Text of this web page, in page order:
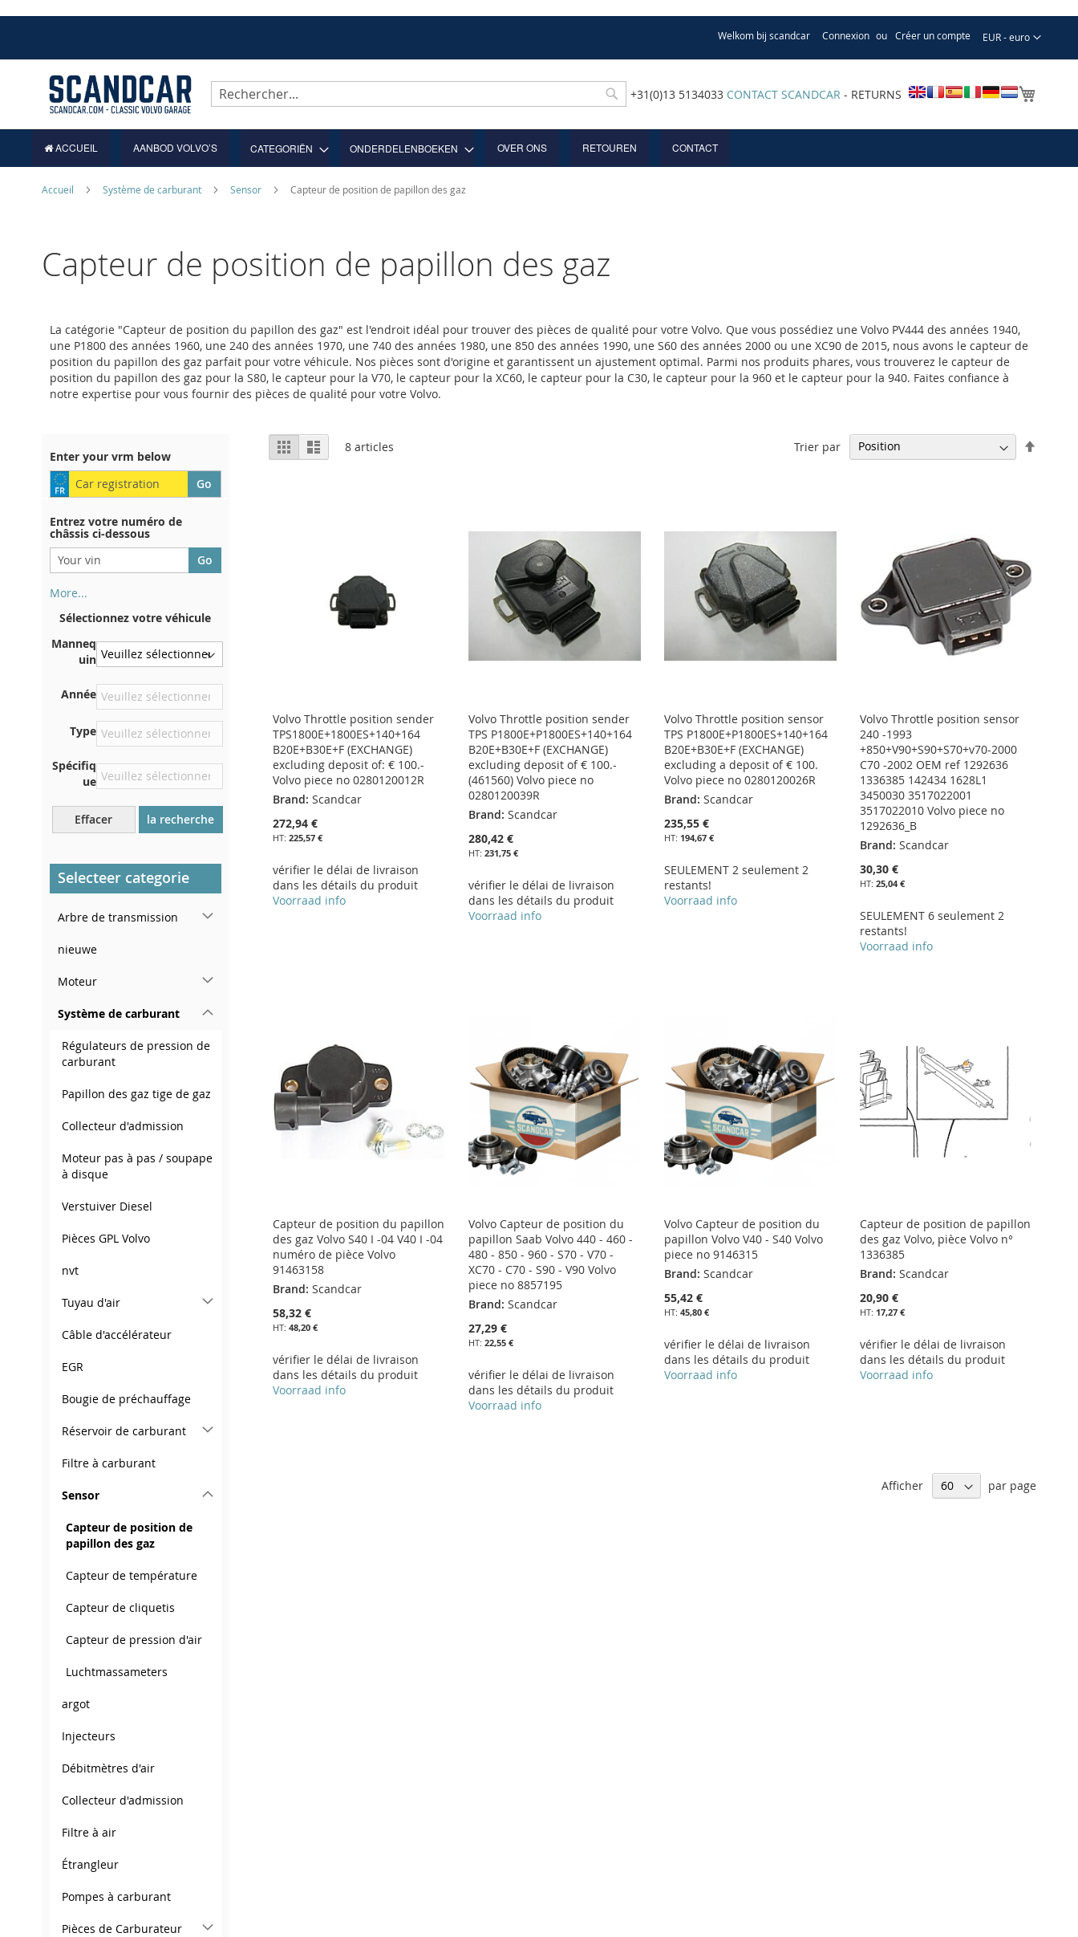
Devise
EUR - euro
Welkom bij scandcar Connexion Créer un compte
contenu
Rechercher
+31(0)13 5134033 CONTACT SCANDCAR - RETURNS
ACCUEIL AANBOD VOLVO’S CATEGORIËN ONDERDELENBOEKEN OVER ONS RETOUREN CONTACT
Accueil Système de carburant Sensor Capteur de position de papillon des gaz
Capteur de position de papillon des gaz
La catégorie "Capteur de position du papillon des gaz" est l'endroit idéal pour trouver des pièces de qualité pour votre Volvo. Que vous possédiez une Volvo PV444 des années 1940,
une P1800 des années 1960, une 240 des années 1970, une 740 des années 1980, une 850 des années 1990, une S60 des années 2000 ou une XC90 de 2015, nous avons le capteur de
position du papillon des gaz parfait pour votre véhicule. Nos pièces sont d'origine et garantissent un ajustement optimal. Parmi nos produits phares, vous trouverez le capteur de
position du papillon des gaz pour la S80, le capteur pour la V70, le capteur pour la XC60, le capteur pour la C30, le capteur pour la 960 et le capteur pour la 940. Faites confiance à
notre expertise pour vous fournir des pièces de qualité pour votre Volvo.
Afficher
en
GrilleListe 8 articles Trier par
Volvo Throttle position sender
TPS1800E+1800ES+140+164
B20E+B30E+F (EXCHANGE)
excluding deposit of: € 100.-
Volvo piece no 0280120012R
Brand: Scandcar
272,94 €
225,57 €
vérifier le délai de livraison
dans les détails du produit
Voorraad info
AJOUTER
À
MA
LISTE
D’ENVIE
AJOUTER
AU
COMPARATEUR
Volvo Throttle position sender
TPS P1800E+P1800ES+140+164
B20E+B30E+F (EXCHANGE)
excluding deposit of € 100.-
(461560) Volvo piece no
0280120039R
Brand: Scandcar
280,42 €
231,75 €
vérifier le délai de livraison
dans les détails du produit
Voorraad info
Ajouter au panier
LISTE
COMPARATEUR
Volvo Throttle position sensor
TPS P1800E+P1800ES+140+164
B20E+B30E+F (EXCHANGE)
excluding a deposit of € 100.
Volvo piece no 0280120026R
Brand: Scandcar
235,55 €
194,67 €
SEULEMENT 2 seulement 2
restants!
Voorraad info
AJOUTER
À
MA
LISTE
D’ENVIE
AJOUTER
AU
COMPARATEUR
Volvo Throttle position sensor
240 -1993
+850+V90+S90+S70+v70-2000
C70 -2002 OEM ref 1292636
1336385 142434 1628L1
3450030 3517022001
3517022010 Volvo piece no
1292636_B
Brand: Scandcar
30,30 €
25,04 €
SEULEMENT 6 seulement 2
restants!
Voorraad info
Ajouter au panier
MA
LISTE
AU
COMPARATEUR
Capteur de position du papillon
des gaz Volvo S40 I -04 V40 I -04
numéro de pièce Volvo
91463158
Brand: Scandcar
58,32 €
48,20 €
vérifier le délai de livraison
dans les détails du produit
Voorraad info
MA
LISTE
AU
COMPARATEUR
Volvo Capteur de position du
papillon Saab Volvo 440 - 460 -
480 - 850 - 960 - S70 - V70 -
XC70 - C70 - S90 - V90 Volvo
piece no 8857195
Brand: Scandcar
27,29 €
22,55 €
vérifier le délai de livraison
dans les détails du produit
Voorraad info
Ajouter au panier
AJOUTER
À
LISTE
D’ENVIE
AJOUTER
COMPARATEUR
Volvo Capteur de position du
papillon Volvo V40 - S40 Volvo
piece no 9146315
Brand: Scandcar
55,42 €
45,80 €
vérifier le délai de livraison
dans les détails du produit
Voorraad info
Ajouter au panier
AJOUTER
À
D’ENVIE
AJOUTER
Capteur de position de papillon
des gaz Volvo, pièce Volvo n°
1336385
Brand: Scandcar
20,90 €
17,27 €
vérifier le délai de livraison
dans les détails du produit
Voorraad info
Ajouter au panier
AJOUTER
À
D’ENVIE
AJOUTER
Afficher par page
Enter your vrm below
Entrez votre numéro de
châssis ci-dessous
More...
au dos de votre certificat
d'immatriculation. Et aussi
dans la voiture
Sur la plaque inférieure du
siège avant droit
Centrer contre la cloison
sous le capot
Directement dans le
compartiment moteur
tableau de bord
Sélectionnez votre véhicule
Manneq
uin
Année
Type
Spécifiq
ue
Effacer la recherche
Selecteer categorie
Arbre de transmission
nieuwe
Moteur
Système de carburant
Régulateurs de pression de
carburant
Papillon des gaz tige de gaz
Collecteur d'admission
Moteur pas à pas / soupape
à disque
Verstuiver Diesel
Pièces GPL Volvo
nvt
Tuyau d'air
Câble d'accélérateur
EGR
Bougie de préchauffage
Réservoir de carburant
Filtre à carburant
Sensor
Capteur de position de
papillon des gaz
Capteur de température
Capteur de cliquetis
Capteur de pression d'air
Luchtmassameters
argot
Injecteurs
Débitmètres d'air
Collecteur d'admission
Filtre à air
Étrangleur
Pompes à carburant
Pièces de Carburateur